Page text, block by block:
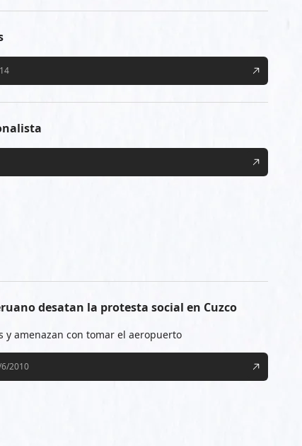
desatan la protesta social en Cuzco
y amenazan con tomar el aeropuerto
2010